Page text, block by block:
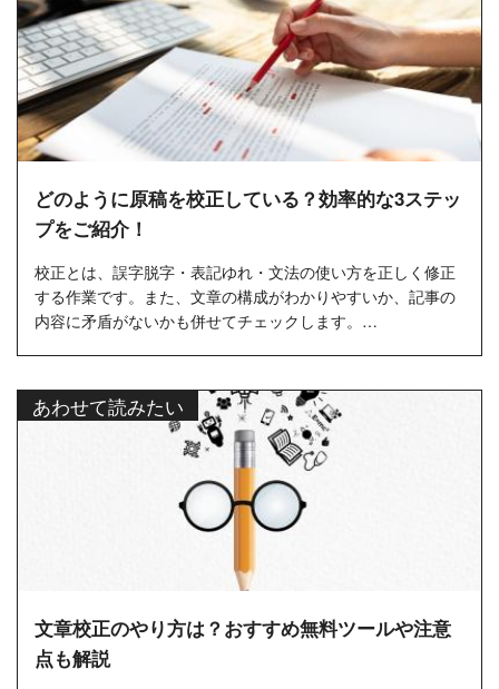
どのように原稿を校正している？効率的な3ステッ
プをご紹介！
校正とは、誤字脱字・表記ゆれ・文法の使い方を正しく修正
する作業です。また、文章の構成がわかりやすいか、記事の
内容に矛盾がないかも併せてチェックします。
あわせて読みたい
文章校正のやり方は？おすすめ無料ツールや注意
点も解説